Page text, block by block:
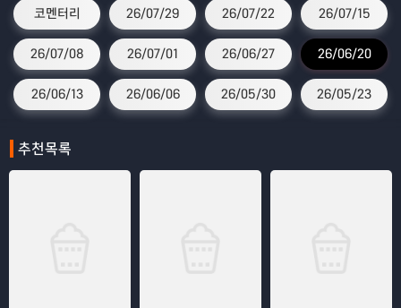
코멘터리 26/07/29 26/07/22 26/07/15
26/07/08 26/07/01 26/06/27 26/06/20
26/06/13 26/06/06 26/05/30 26/05/23
추천목록